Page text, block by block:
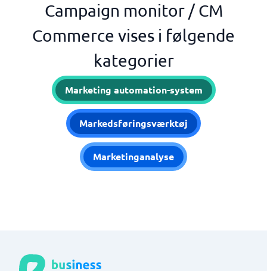
Campaign monitor / CM
Commerce vises i følgende
kategorier
Marketing automation-system
Markedsføringsværktøj
Marketinganalyse